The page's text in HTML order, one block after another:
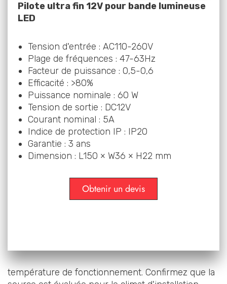
Pilote ultra fin 12V pour bande lumineuse
LED
Tension d'entrée : AC110-260V
Plage de fréquences : 47-63Hz
Facteur de puissance : 0,5-0,6
Efficacité : >80%
Puissance nominale : 60 W
Tension de sortie : DC12V
Courant nominal : 5A
Indice de protection IP : IP20
Garantie : 3 ans
Dimension : L150 × W36 × H22 mm
Obtenir un devis
température de fonctionnement. Confirmez que la